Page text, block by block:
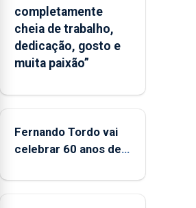
Flores
apresenta
um
“decréscimo
da
entre
2022
2025
completamente
cheia de trabalho,
dedicação, gosto e
muita paixão”
Fernando Tordo vai
celebrar 60 anos de
Micaelense